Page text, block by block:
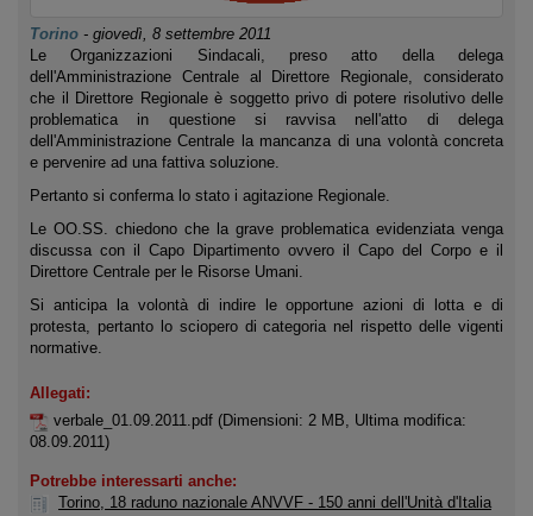
Torino - giovedì, 8 settembre 2011
Le Organizzazioni Sindacali, preso atto della delega
dell'Amministrazione Centrale al Direttore Regionale, considerato
che il Direttore Regionale è soggetto privo di potere risolutivo delle
problematica in questione si ravvisa nell'atto di delega
dell'Amministrazione Centrale la mancanza di una volontà concreta
e pervenire ad una fattiva soluzione.
Pertanto si conferma lo stato i agitazione Regionale.
Le OO.SS. chiedono che la grave problematica evidenziata venga
discussa con il Capo Dipartimento ovvero il Capo del Corpo e il
Direttore Centrale per le Risorse Umani.
Si anticipa la volontà di indire le opportune azioni di lotta e di
protesta, pertanto lo sciopero di categoria nel rispetto delle vigenti
normative.
Allegati:
verbale_01.09.2011.pdf (Dimensioni: 2 MB, Ultima modifica:
08.09.2011)
Potrebbe interessarti anche:
Torino, 18 raduno nazionale ANVVF - 150 anni dell'Unità d'Italia